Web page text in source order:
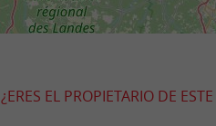
¿ERES EL PROPIETARIO DE